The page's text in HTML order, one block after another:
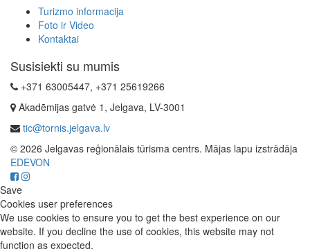
Turizmo informacija
Foto ir Video
Kontaktai
Susisiekti su mumis
+371 63005447, +371 25619266
Akadēmijas gatvė 1, Jelgava, LV-3001
tic@tornis.jelgava.lv
© 2026 Jelgavas reģionālais tūrisma centrs. Mājas lapu izstrādāja
EDEVON
Save
Cookies user preferences
We use cookies to ensure you to get the best experience on our
website. If you decline the use of cookies, this website may not
function as expected.